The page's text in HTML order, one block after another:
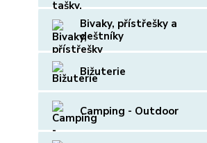
Bivaky, přístřešky a
deštníky
Bižuterie
Camping - Outdoor